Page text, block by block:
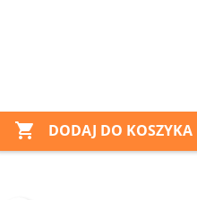
 DODAJ DO KOSZYKA